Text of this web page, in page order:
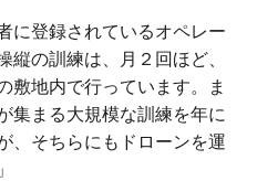
に登録されているオペレー
の訓練は、月２回ほど、
敷地内で行っています。ま
集まる大規模な訓練を年に
、そちらにもドローンを運